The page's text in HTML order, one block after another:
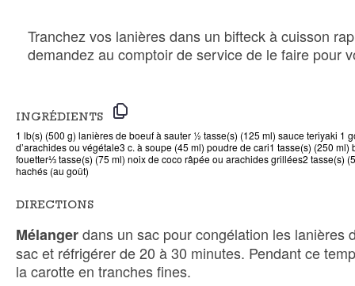
Tranchez vos lanières dans un bifteck à cuisson
demandez au comptoir de service de le faire pour
INGRÉDIENTS
1 lb(s) (500 g) lanières de boeuf à sauter ½ tasse(s) (125 ml) sauce teriyaki 1
d’arachides ou végétale3 c. à soupe (45 ml) poudre de cari1 tasse(s) (250 ml)
fouetter⅓ tasse(s) (75 ml) noix de coco râpée ou arachides grillées2 tasse(s)
hachés (au goût)
DIRECTIONS
Mélangerdans un sac pour congélation les lanières
sac et réfrigérer de 20 à 30 minutes. Pendant ce
la carotte en tranches fines.